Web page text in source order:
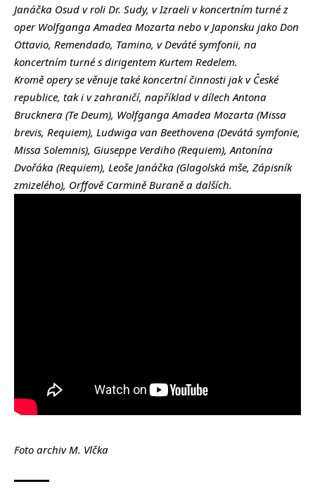
Janáčka Osud v roli Dr. Sudy, v Izraeli v koncertním turné z
oper Wolfganga Amadea Mozarta nebo v Japonsku jako Don
Ottavio, Remendado, Tamino, v Deváté symfonii, na
koncertním turné s dirigentem Kurtem Redelem.
Kromě opery se věnuje také koncertní činnosti jak v České
republice, tak i v zahraničí, například v dílech Antona
Brucknera (Te Deum), Wolfganga Amadea Mozarta (Missa
brevis, Requiem), Ludwiga van Beethovena (Devátá symfonie,
Missa Solemnis), Giuseppe Verdiho (Requiem), Antonína
Dvořáka (Requiem), Leoše Janáčka (Glagolská mše, Zápisník
zmizelého), Orffově Carmině Buraně a dalších.
Foto archiv M. Vlčka